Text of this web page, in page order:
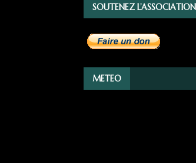
SOUTENEZ L’ASSOCIATION
METEO